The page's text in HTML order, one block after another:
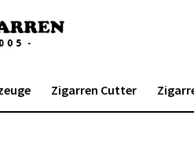
Zigarren Cutter